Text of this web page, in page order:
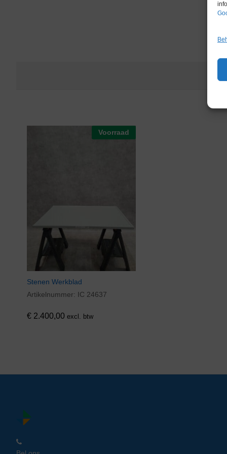
Voorraad
Stenen Werkblad
Artikelnummer: IC 24637
€ 2.400,00 excl. btw